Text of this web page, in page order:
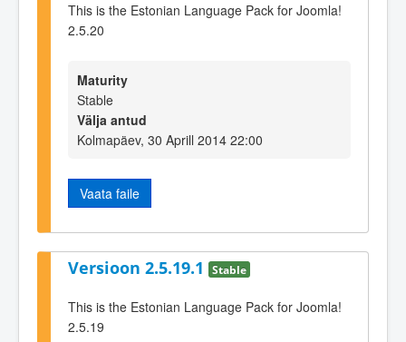
This is the Estonian Language Pack for Joomla!
2.5.20
Maturity
Stable
Välja antud
Kolmapäev, 30 Aprill 2014 22:00
Vaata faile
Versioon 2.5.19.1 Stable
This is the Estonian Language Pack for Joomla!
2.5.19